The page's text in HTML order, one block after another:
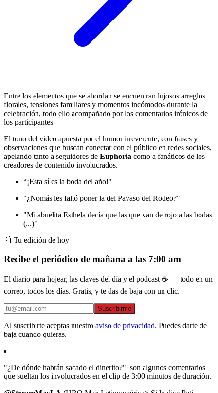
Entre los elementos que se abordan se encuentran lujosos arreglos
florales, tensiones familiares y momentos incómodos durante la
celebración, todo ello acompañado por los comentarios irónicos de
los participantes.
El tono del video apuesta por el humor irreverente, con frases y
observaciones que buscan conectar con el público en redes sociales,
apelando tanto a seguidores de Euphoria como a fanáticos de los
creadores de contenido involucrados.
“¡Esta sí es la boda del año!"
"¿Nomás les faltó poner la del Payaso del Rodeo?"
"Mi abuelita Esthela decía que las que van de rojo a las bodas
(...)"
📰 Tu edición de hoy
Recibe el periódico de mañana a las 7:00 am
El diario para hojear, las claves del día y el podcast ☕ — todo en un
correo, todos los días. Gratis, y te das de baja con un clic.
Suscribirme
Al suscribirte aceptas nuestro aviso de privacidad. Puedes darte de
baja cuando quieras.
"¿De dónde habrán sacado el dinerito?", son algunos comentarios
que sueltan los involucrados en el clip de 3:00 minutos de duración.